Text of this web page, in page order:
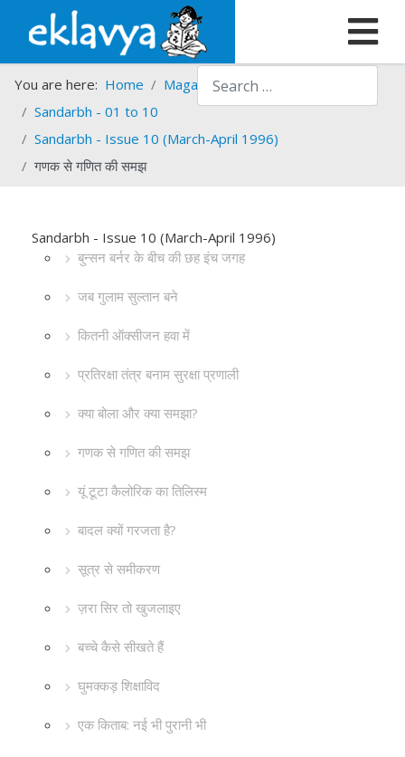
Search
You are here: Home Magazines
Sandarbh
Sandarbh - 01 to 10
Sandarbh - Issue 10 (March-April 1996)
गणक से गणित की समझ
Sandarbh - Issue 10 (March-April 1996)
बुन्सन बर्नर के बीच की छह इंच जगह
जब गुलाम सुल्तान बने
कितनी ऑक्सीजन हवा में
प्रतिरक्षा तंत्र बनाम सुरक्षा प्रणाली
क्या बोला और क्या समझा?
गणक से गणित की समझ
यूं टूटा कैलोरिक का तिलिस्म
बादल क्यों गरजता है?
सूत्र से समीकरण
ज़रा सिर तो खुजलाइए
बच्चे कैसे सीखते हैं
घुमक्कड़ शिक्षाविद
एक किताब: नई भी पुरानी भी